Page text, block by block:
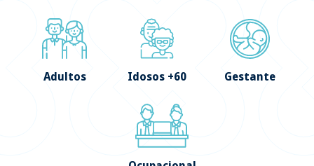
Adultos Idosos +60 Gestante